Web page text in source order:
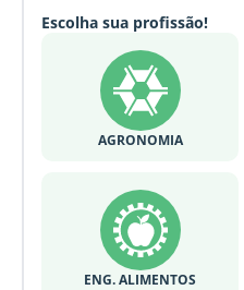
Escolha sua profissão!
AGRONOMIA
ENG. ALIMENTOS